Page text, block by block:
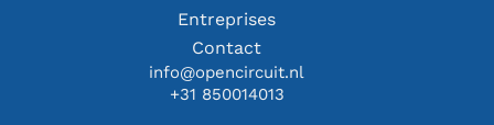
Entreprises
Contact
info@opencircuit.nl
+31 850014013